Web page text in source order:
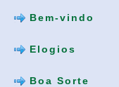
Bem-vindo
Elogios
Boa Sorte